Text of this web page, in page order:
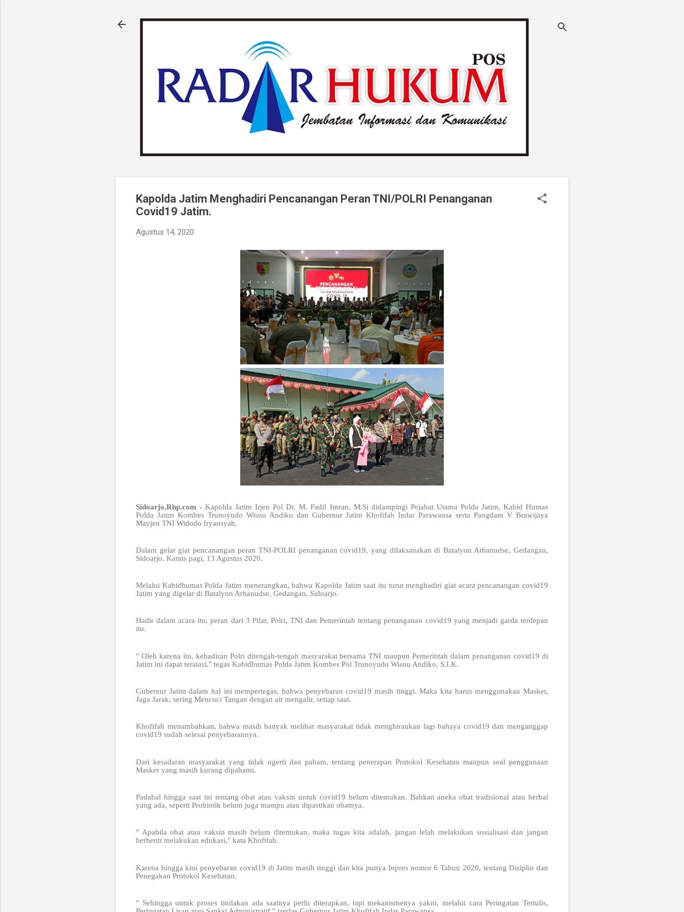
Kapolda Jatim Menghadiri Pencanangan Peran TNI/POLRI Penanganan
Covid19 Jatim.
Agustus 14, 2020
Sidoarjo,Rhp.com -Kapolda Jatim Irjen Pol Dr. M. Fadil Imran, M.Si didampingi Pejabat Utama Polda Jatim, Kabid Humas
Polda Jatim Kombes Trunoyudo Wisnu Andiko dan Gubernur Jatim Khofifah Indar Parawansa serta Pangdam V Brawijaya
Mayjen TNI Widodo Iryansyah.
Dalam gelar giat pencanangan peran TNI-POLRI penanganan covid19, yang dilaksanakan di Batalyon Arhanudse, Gedangan,
Sidoarjo. Kamis pagi, 13 Agustus 2020.
Melalui Kabidhumas Polda Jatim menerangkan, bahwa Kapolda Jatim saat itu turut menghadiri giat acara pencanangan covid19
Jatim yang digelar di Batalyon Arhanudse, Gedangan, Sidoarjo.
Hadir dalam acara itu, peran dari 3 Pilar, Polri, TNI dan Pemerintah tentang penanganan covid19 yang menjadi garda terdepan
itu.
" Oleh karena itu, kehadiran Polri ditengah-tengah masyarakat bersama TNI maupun Pemerintah dalam penanganan covid19 di
Jatim ini dapat teratasi," tegas Kabidhumas Polda Jatim Kombes Pol Trunoyudo Wisnu Andiko, S.I.K.
Gubernur Jatim dalam hal ini mempertegas, bahwa penyebaran covid19 masih tinggi. Maka kita harus menggunakan Masker,
Jaga Jarak, sering Mencuci Tangan dengan air mengalir, setiap saat.
Khofifah menambahkan, bahwa masih banyak melihat masyarakat tidak menghiraukan lagi bahaya covid19 dan menganggap
covid19 sudah selesai penyebarannya.
Dari kesadaran masyarakat yang tidak ngerti dan paham, tentang penerapan Protokol Kesehatan maupun soal penggunaan
Masker yang masih kurang dipahami.
Padahal hingga saat ini tentang obat atau vaksin untuk covid19 belum ditemukan. Bahkan aneka obat tradisional atau herbal
yang ada, seperti Probiotik belum juga mampu atau dipastikan obatnya.
" Apabila obat atau vaksin masih belum ditemukan, maka tugas kita adalah, jangan lelah melakukan sosialisasi dan jangan
berhenti melakukan edukasi," kata Khofifah.
Karena hingga kini penyebaran covid19 di Jatim masih tinggi dan kita punya Inpres nomor 6 Tahun 2020, tentang Disiplin dan
Penegakan Protokol Kesehatan.
" Sehingga untuk proses tindakan ada saatnya perlu diterapkan, tapi mekanismenya yakni, melalui cara Peringatan Tertulis,